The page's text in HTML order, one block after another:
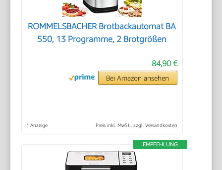
ROMMELSBACHER Brotbackautomat BA
550, 13 Programme, 2 Brotgrößen
84,90 €
Bei Amazon ansehen
* Anzeige Preis inkl. MwSt., zzgl. Versandkosten
EMPFEHLUNG